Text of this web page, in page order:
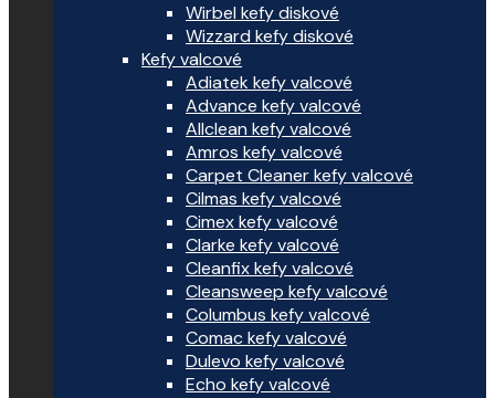
Wirbel kefy diskové
Wizzard kefy diskové
Kefy valcové
Adiatek kefy valcové
Advance kefy valcové
Allclean kefy valcové
Amros kefy valcové
Carpet Cleaner kefy valcové
Cilmas kefy valcové
Cimex kefy valcové
Clarke kefy valcové
Cleanfix kefy valcové
Cleansweep kefy valcové
Columbus kefy valcové
Comac kefy valcové
Dulevo kefy valcové
Echo kefy valcové